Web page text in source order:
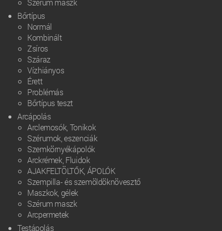
Szérum maszk
Bőrtípus
Normál
Kombinált
Zsíros
Száraz
Vízhiányos
Érett
Problémás
Bőrtípus teszt
Arcápolás
Arclemosók, Tonikok
Szérumok, eszenciák
Szemkörnyékápolók
Arckrémek, Fluidok
AJAKFELTÖLTŐK, ÁPOLÓK
Szempilla- és szemöldöknövesztő
Maszkok, gélek
Szérum maszk
Arcpermetek
Testápolás